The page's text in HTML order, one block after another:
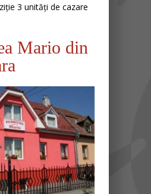
3 unități de cazare
Mario din